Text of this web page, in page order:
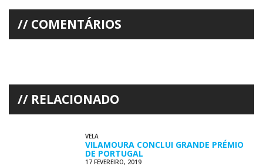
COMENTÁRIOS
RELACIONADO
VELA
VILAMOURA CONCLUI GRANDE PRÉMIO
DE PORTUGAL
17 FEVEREIRO, 2019